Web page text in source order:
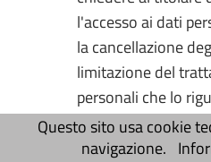
l'accesso ai dati
la cancellazione
limitazione del
personali che lo
al loro
portabilità dei dati;
Questo sito usa cookie
navigazione.